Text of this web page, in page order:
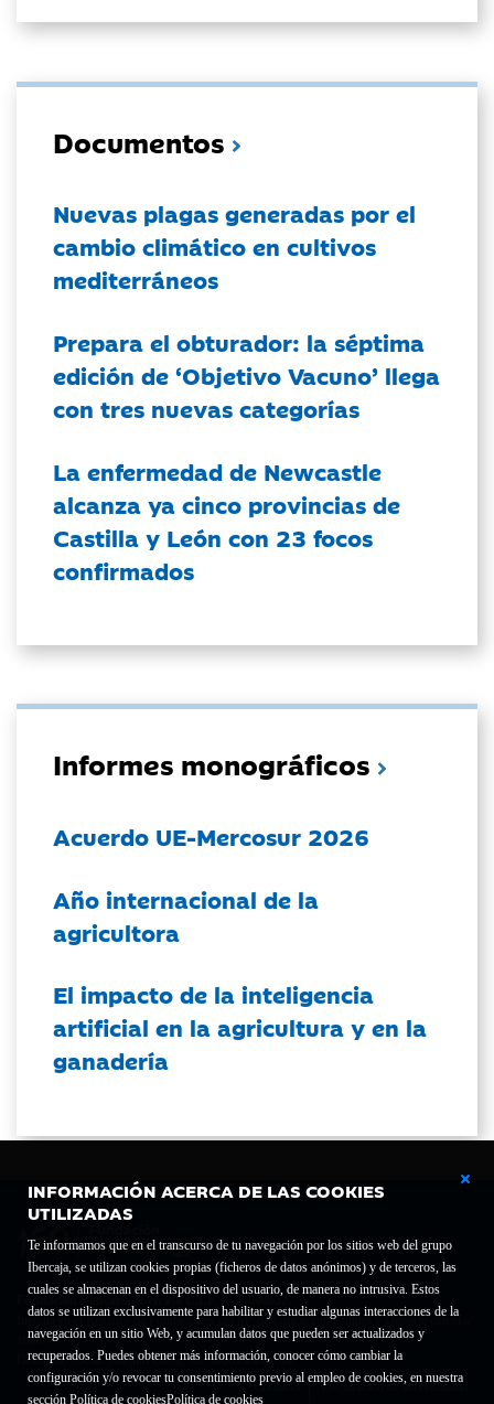
INFORMACIÓN ACERCA DE LAS COOKIES
UTILIZADAS
Te informamos que en el transcurso de tu navegación por los sitios web del grupo
Ibercaja, se utilizan cookies propias (ficheros de datos anónimos) y de terceros, las
cuales se almacenan en el dispositivo del usuario, de manera no intrusiva. Estos
datos se utilizan exclusivamente para habilitar y estudiar algunas interacciones de la
navegación en un sitio Web, y acumulan datos que pueden ser actualizados y
recuperados. Puedes obtener más información, conocer cómo cambiar la
configuración y/o revocar tu consentimiento previo al empleo de cookies, en nuestra
sección Política de cookiesPolítica de cookies
Documentos
Nuevas plagas generadas por el
cambio climático en cultivos
mediterráneos
Prepara el obturador: la séptima
edición de ‘Objetivo Vacuno’ llega
con tres nuevas categorías
La enfermedad de Newcastle
alcanza ya cinco provincias de
Castilla y León con 23 focos
confirmados
Informes monográficos
Acuerdo UE-Mercosur 2026
Año internacional de la
agricultora
El impacto de la inteligencia
artificial en la agricultura y en la
ganadería
Fundación Bancaria Ibercaja C.I.F. G-50000652.
Inscrita en el Registro de Fundaciones del Mº de Educación, Cultura y Deporte con el nº
1689.
Domicilio social: Joaquín Costa, 13. 50001 Zaragoza.
Contacto
Declaración de accesibilidad